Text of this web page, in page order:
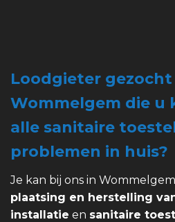
Loodgieter gezocht
Wommelgem die u
alle sanitaire
problemen in huis?
Je kan bij ons in
plaatsing en herstelling
installatie en sanitaire